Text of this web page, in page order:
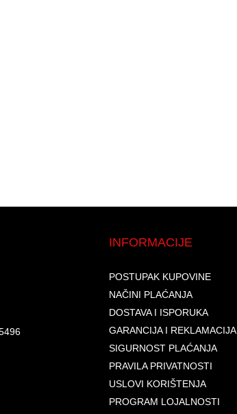
INFORMACIJE
POSTUPAK KUPOVINE
NAČINI PLAĆANJA
DOSTAVA I ISPORUKA
GARANCIJA I REKLAMACIJA
SIGURNOST PLAĆANJA
PRAVILA PRIVATNOSTI
USLOVI KORIŠTENJA
PROGRAM LOJALNOSTI